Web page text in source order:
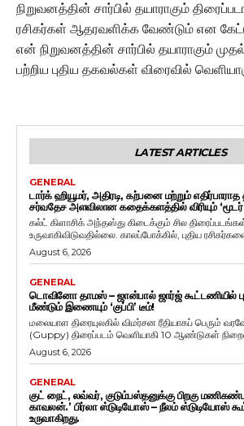
நிறுவனத்தின் சார்பில் தயாராகும்
ரசிகர்கள் ஆதரவளிக்க வேண்டும் என
என் நிறுவனத்தின் சார்பில் தயாராகும்
பற்றிய புதிய தகவல்கள் விரைவில்
LATEST ARTICLES
GENERAL
டார்க் ஹியூமர், அதிரடி, கற்பனை மற்றும் எதிர்பாராத
சர்வதேச அளவிலான கதைக்களத்தில் விரியும் ‘மூடர்
கல்ட் கிளாசிக் அந்தஸ்து கிடைக்கும் சில
உருவாகிவிடுவதில்லை. காலப்போக்கில், புதிய
August 6, 2026
GENERAL
டொவினோ தாமஸ் – ஜான்பால் ஜார்ஜ் கூட்டணியில்
மீண்டும் இணையும் ‘குப்பி’ டீம்!
மலையாள திரையுலகில் விமர்சன ரீதியாகப் பெரும்
(Guppy) திரைப்படம் வெளியாகி 10 ஆண்டுகள்
August 6, 2026
GENERAL
குட் நைட், லவ்வர், குடும்பஸ்தனுக்கு பிறகு
காவலன்.’ பிர்லா ஸ்டுடியோஸ் – நீலம் ஸ்டுடியோஸ்
உருவாகிறது.